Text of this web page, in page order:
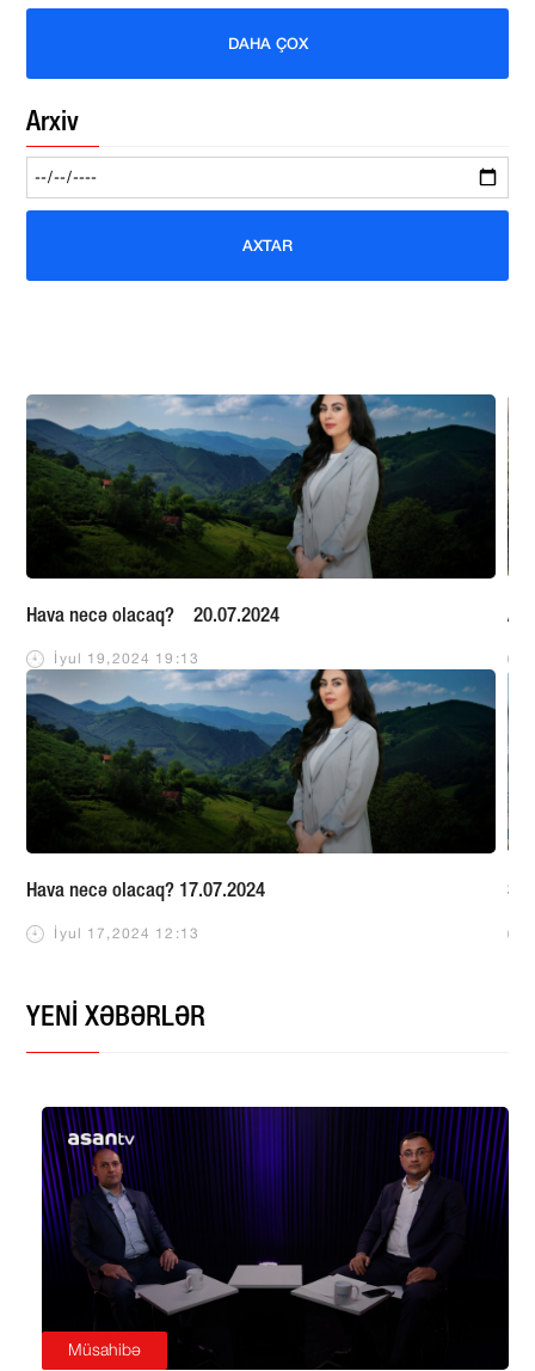
DAHA ÇOX
Arxiv
AXTAR
Hava necə olacaq? 20.07.2024
İyul 19,2024 19:13
Hava necə olacaq? 17.07.2024
İyul 17,2024 12:13
YENİ XƏBƏRLƏR
Müsahibə